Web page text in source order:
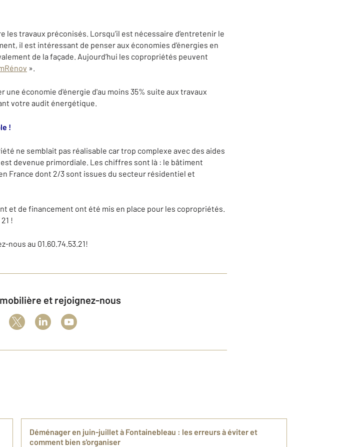
travaux préconisés. Lorsqu’il est nécessaire d’entretenir le
il est intéressant de penser aux économies d’énergies en
de la façade. Aujourd’hui les copropriétés peuvent
».
économie d'énergie d'au moins 35% suite aux travaux
votre audit énergétique.
!
ne semblait pas réalisable car trop complexe avec des aides
devenue primordiale. Les chiffres sont là : le bâtiment
France dont 2/3 sont issues du secteur résidentiel et
et de financement ont été mis en place pour les copropriétés.
!
nous au 01.60.74.53.21!
et rejoignez-nous
Déménager en juin-juillet à Fontainebleau : les erreurs à éviter et
comment bien s'organiser